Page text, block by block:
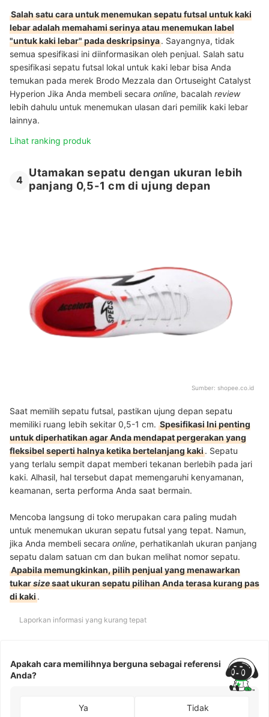
Salah satu cara untuk menemukan sepatu futsal untuk kaki
lebar adalah memahami serinya atau menemukan label
"untuk kaki lebar" pada deskripsinya. Sayangnya, tidak
semua spesifikasi ini diinformasikan oleh penjual. Salah satu
spesifikasi sepatu futsal lokal untuk kaki lebar bisa Anda
temukan pada merek Brodo Mezzala dan Ortuseight Catalyst
Hyperion Jika Anda membeli secara online, bacalah review
lebih dahulu untuk menemukan ulasan dari pemilik kaki lebar
lainnya.
Lihat ranking produk
4
Utamakan sepatu dengan ukuran lebih
panjang 0,5-1 cm di ujung depan
Sumber: shopee.co.id
Saat memilih sepatu futsal, pastikan ujung depan sepatu
memiliki ruang lebih sekitar 0,5-1 cm. Spesifikasi Ini penting
untuk diperhatikan agar Anda mendapat pergerakan yang
fleksibel seperti halnya ketika bertelanjang kaki. Sepatu
yang terlalu sempit dapat memberi tekanan berlebih pada jari
kaki. Alhasil, hal tersebut dapat memengaruhi kenyamanan,
keamanan, serta performa Anda saat bermain.
Mencoba langsung di toko merupakan cara paling mudah
untuk menemukan ukuran sepatu futsal yang tepat. Namun,
jika Anda membeli secara online, perhatikanlah ukuran panjang
sepatu dalam satuan cm dan bukan melihat nomor sepatu.
Apabila memungkinkan, pilih penjual yang menawarkan
tukarsizesaat ukuran sepatu pilihan Anda terasa kurang pas
di kaki.
Laporkan informasi yang kurang tepat
Apakah cara memilihnya berguna sebagai referensi
Anda?
Ya Tidak